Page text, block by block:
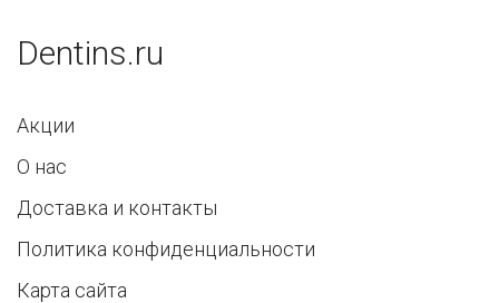
Dentins.ru
Акции
О нас
Доставка и контакты
Политика конфиденциальности
Карта сайта